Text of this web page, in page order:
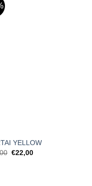
YELLOW
Original
price
€22,00Current